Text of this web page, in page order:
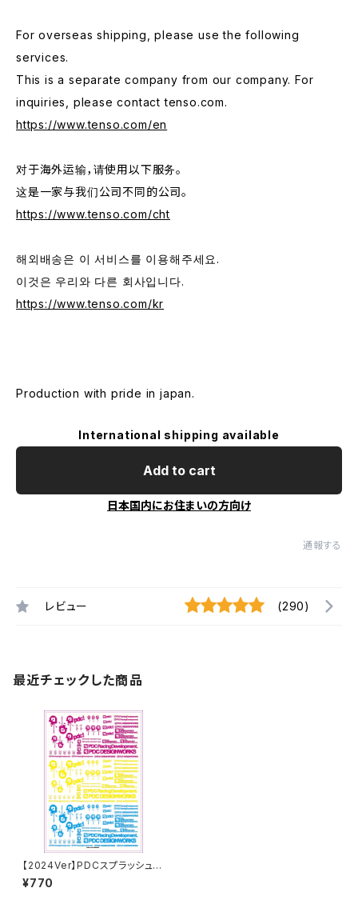
For overseas shipping, please use the following
services.
This is a separate company from our company. For
inquiries, please contact tenso.com.
https://www.tenso.com/en
对于海外运输，请使用以下服务。
这是一家与我们公司不同的公司。
https://www.tenso.com/cht
해외배송은 이 서비스를 이용해주세요.
이것은 우리와 다른 회사입니다.
https://www.tenso.com/kr
Production with pride in japan.
International shipping available
Add to cart
日本国内にお住まいの方向け
通報する
レビュー (290)
最近チェックした商品
【2024Ver】PDCスプラッシュデ
カールシートNEON
¥770